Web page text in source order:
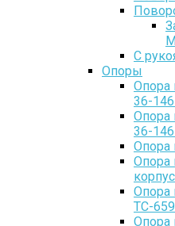
С
Опоры
Опора
36-
Опора
36-
Опора
Опора
Опора
ТС-
Опора